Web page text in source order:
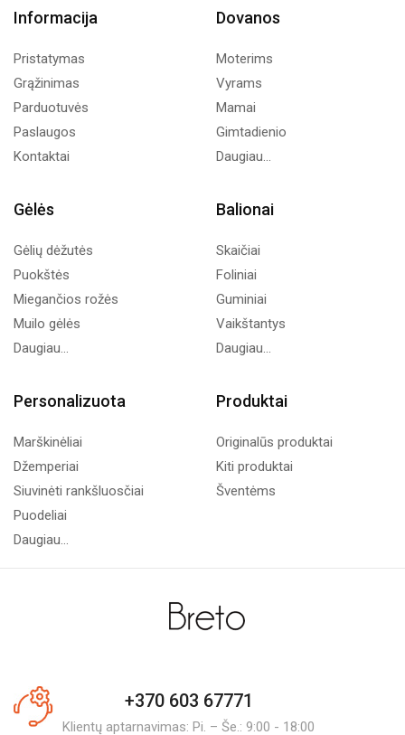
Informacija
Pristatymas
Grąžinimas
Parduotuvės
Paslaugos
Kontaktai
Dovanos
Moterims
Vyrams
Mamai
Gimtadienio
Daugiau...
Gėlės
Gėlių dėžutės
Puokštės
Miegančios rožės
Muilo gėlės
Daugiau...
Balionai
Skaičiai
Foliniai
Guminiai
Vaikštantys
Daugiau...
Personalizuota
Marškinėliai
Džemperiai
Siuvinėti rankšluosčiai
Puodeliai
Daugiau...
Produktai
Originalūs produktai
Kiti produktai
Šventėms
+370 603 67771
Klientų aptarnavimas: Pi. – Še.: 9:00 - 18:00